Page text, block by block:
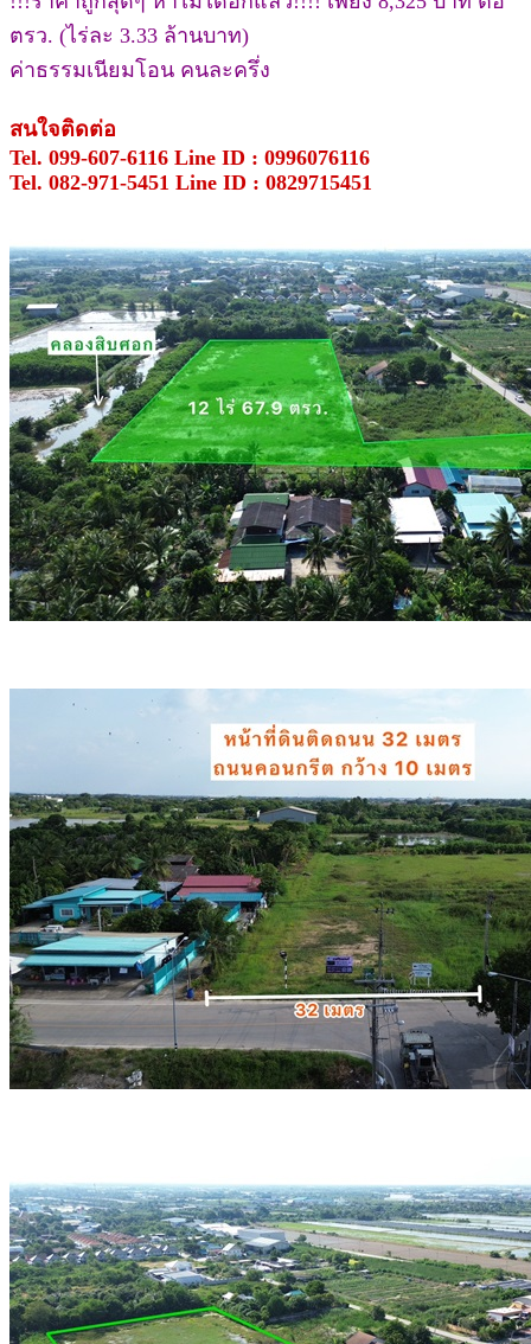
ตรว. (ไร่ละ 3.33 ล้านบาท)
ค่าธรรมเนียมโอน คนละครึ่ง
สนใจติดต่อ
Tel. 099-607-6116 Line ID : 0996076116
Tel. 082-971-5451 Line ID : 0829715451